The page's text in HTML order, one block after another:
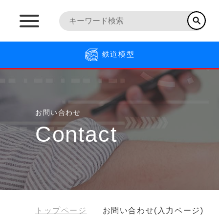
鉄道模型
お問い合わせ
Contact
トップページ お問い合わせ(入力ページ)